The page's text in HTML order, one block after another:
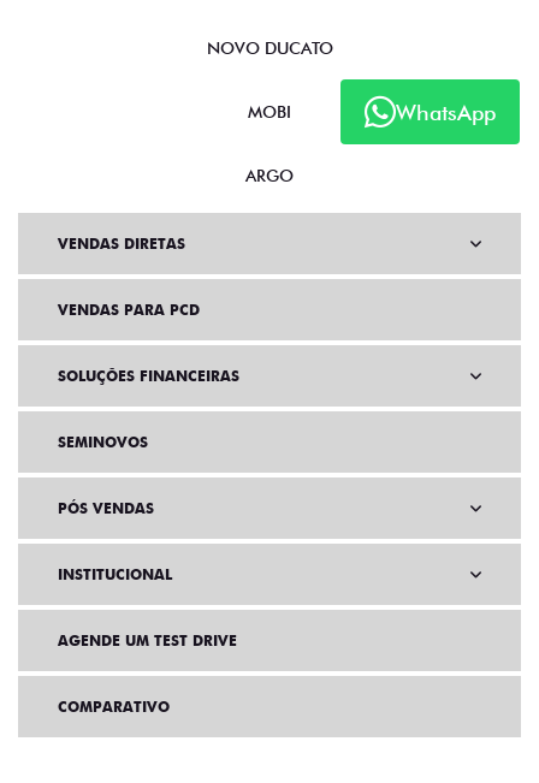
WhatsApp
NOVO DUCATO
MOBI
ARGO
VENDAS DIRETAS
VENDAS PARA PCD
SOLUÇÕES FINANCEIRAS
SEMINOVOS
PÓS VENDAS
INSTITUCIONAL
AGENDE UM TEST DRIVE
COMPARATIVO